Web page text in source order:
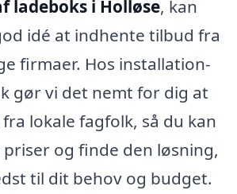
ladeboks i Holløse, kan
idé at indhente tilbud fra
firmaer. Hos installation-
gør vi det nemt for dig at
lokale fagfolk, så du kan
og finde den løsning,
til dit behov og budget.